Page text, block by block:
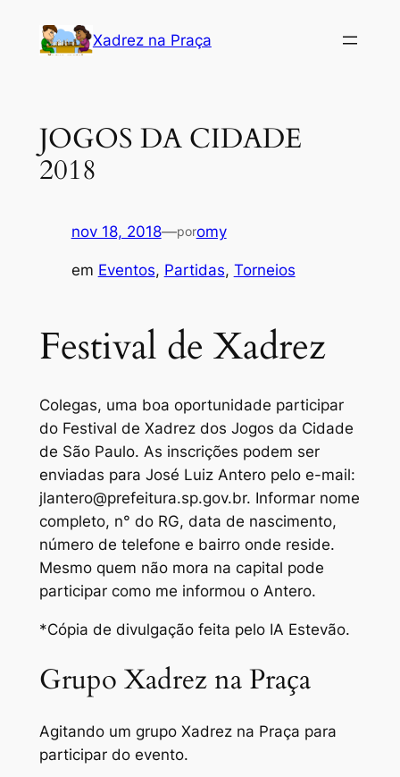
Xadrez na Praça
JOGOS DA CIDADE
2018
nov 18, 2018—poromy
em Eventos, Partidas, Torneios
Festival de Xadrez
Colegas, uma boa oportunidade participar
do Festival de Xadrez dos Jogos da Cidade
de São Paulo. As inscrições podem ser
enviadas para José Luiz Antero pelo e-mail:
jlantero@prefeitura.sp.gov.br. Informar nome
completo, n° do RG, data de nascimento,
número de telefone e bairro onde reside.
Mesmo quem não mora na capital pode
participar como me informou o Antero.
*Cópia de divulgação feita pelo IA Estevão.
Grupo Xadrez na Praça
Agitando um grupo Xadrez na Praça para
participar do evento.